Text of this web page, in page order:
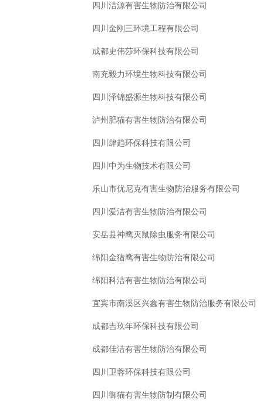
四川洁源有害生物防治有限公司
四川金刚三环境工程有限公司
成都史伟莎环保科技有限公司
南充毅力环境生物科技有限公司
四川泽锦盛源生物科技有限公司
泸州肥猫有害生物防治有限公司
四川肆趋环保科技有限公司
四川中为生物技术有限公司
乐山市优尼克有害生物防治服务有限公司
四川爱洁有害生物防治有限公司
安岳县神鹰灭鼠除虫服务有限公司
绵阳金猎鹰有害生物防治有限公司
绵阳科洁有害生物防治有限公司
宜宾市南溪区兴鑫有害生物防治服务有限公司
成都吉玖年环保科技有限公司
成都佳洁有害生物防治有限公司
四川卫蓉环保科技有限公司
四川御猫有害生物防制有限公司